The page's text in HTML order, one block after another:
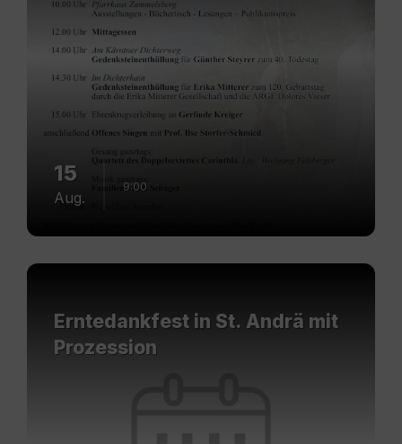
15
Aug.
9:00
Erntedankfest in St. Andrä mit
Prozession
Mehr